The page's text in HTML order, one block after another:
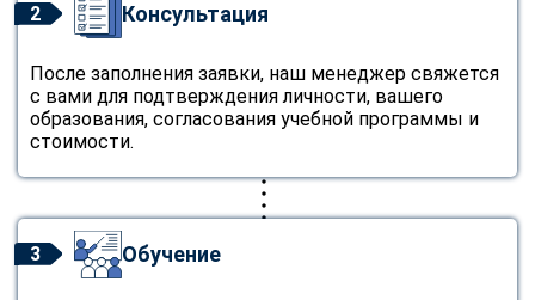
2 Консультация
После заполнения заявки, наш менеджер свяжется
с вами для подтверждения личности, вашего
образования, согласования учебной программы и
стоимости.
3 Обучение